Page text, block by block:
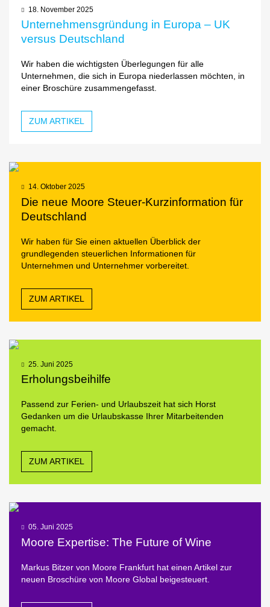
18. November 2025
Unternehmensgründung in Europa – UK
versus Deutschland
Wir haben die wichtigsten Überlegungen für alle
Unternehmen, die sich in Europa niederlassen möchten, in
einer Broschüre zusammengefasst.
ZUM ARTIKEL
14. Oktober 2025
Die neue Moore Steuer-Kurzinformation für
Deutschland
Wir haben für Sie einen aktuellen Überblick der
grundlegenden steuerlichen Informationen für
Unternehmen und Unternehmer vorbereitet.
ZUM ARTIKEL
25. Juni 2025
Erholungsbeihilfe
Passend zur Ferien- und Urlaubszeit hat sich Horst
Gedanken um die Urlaubskasse Ihrer Mitarbeitenden
gemacht.
ZUM ARTIKEL
05. Juni 2025
Moore Expertise: The Future of Wine
Markus Bitzer von Moore Frankfurt hat einen Artikel zur
neuen Broschüre von Moore Global beigesteuert.